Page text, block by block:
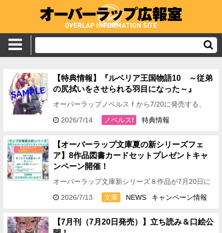
【特典情報】『ルベリア王国物語10 ～従弟
の尻拭いをさせられる羽目になった～』
オーバーラップノベルスｆから7/20に発売する、
『ルベリア王国物語10 ～従弟の尻拭いをさせられ
る羽目になった～』の特典情報をお伝えしますっ！
2026/7/14 ノベルスf 特典情報
【オーバーラップ文庫夏の新シリーズフェ
ア】8作品図書カードセットプレゼントキャ
ンペーン開催！
オーバーラップ文庫新シリーズ８作品が7月20日に
発売になることを記念して、 ８作品の図書カードを
セットにしたプレゼントキャンペーンを開催！ …
2026/7/13 文庫 NEWS キャンペーン情報
【7月刊（7月20日発売）】立ち読み＆口絵公